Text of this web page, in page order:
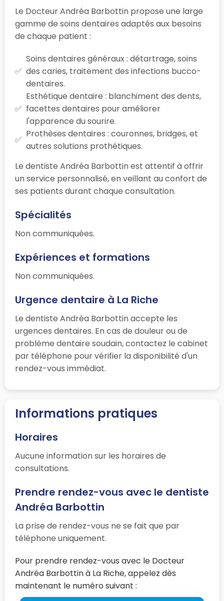
Le Docteur Andréa Barbottin propose une large
gamme de soins dentaires adaptés aux besoins
de chaque patient :
Soins dentaires généraux : détartrage, soins
des caries, traitement des infections bucco-
dentaires.
Esthétique dentaire : blanchiment des dents,
facettes dentaires pour améliorer
l'apparence du sourire.
Prothèses dentaires : couronnes, bridges, et
autres solutions prothétiques.
Le dentiste Andréa Barbottin est attentif à offrir
un service personnalisé, en veillant au confort de
ses patients durant chaque consultation.
Spécialités
Non communiquées.
Expériences et formations
Non communiquées.
Urgence dentaire à La Riche
Le dentiste Andréa Barbottin accepte les
urgences dentaires. En cas de douleur ou de
problème dentaire soudain, contactez le cabinet
par téléphone pour vérifier la disponibilité d'un
rendez-vous immédiat.
Informations pratiques
Horaires
Aucune information sur les horaires de
consultations.
Prendre rendez-vous avec le dentiste
Andréa Barbottin
La prise de rendez-vous ne se fait que par
téléphone uniquement.
Pour prendre rendez-vous avec le Docteur
Andréa Barbottin à La Riche, appelez dès
maintenant le numéro suivant :